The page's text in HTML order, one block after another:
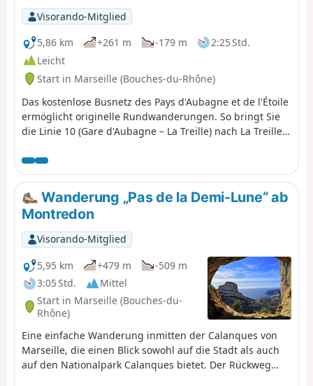
Visorando-Mitglied
5,86 km
+261 m -179 m
2:25 Std.
Leicht
Start in Marseille (Bouches-du-Rhône)
Das kostenlose Busnetz des Pays d'Aubagne et de l'Étoile
ermöglicht originelle Rundwanderungen. So bringt Sie
die Linie 10 (Gare d'Aubagne – La Treille) nach La Treille,
entfernt. Von dort aus können Sie in die Hügel
aufbrechen, in denen er seine Filme drehte.
Anschließend kommen Sie an der herrlichen Domaine de
la Font de Mai vorbei. Von dort aus können Sie mit der
Buslinie 14 (Éoures – Bahnhof Aubagne) nach Aubagne
zurückgehen. Achtung, diese Busse gehen sonntags
nicht.
Wanderung „Pas de la Demi-Lune“ ab
Montredon
Visorando-Mitglied
5,95 km
+479 m
-509 m
3:05 Std.
Mittel
Start in Marseille (Bouches-du-
Rhône)
Eine einfache Wanderung inmitten der Calanques von
Marseille, die einen Blick sowohl auf die Stadt als auch
auf den Nationalpark Calanques bietet. Der Rückweg